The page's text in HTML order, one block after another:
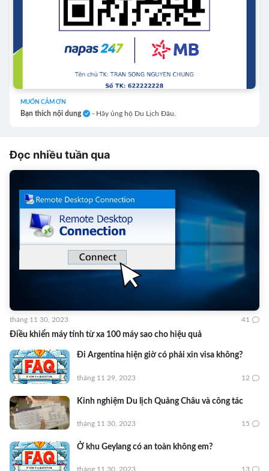
MUỐN CẢM ƠN
Bạn thích nội dung - Hãy ủng hộ Du Lịch Đâu.
Đọc nhiều tuần qua
Điều khiển máy tính từ xa 100 máy sao cho hiệu quả
tháng 11 30, 2023 41
Đi Argentina hiện giờ có phải xin visa không?
tháng 11 29, 2023 12
Kinh nghiệm Du lịch Quảng Châu và công tác
tháng 11 30, 2023 15
Ở khu Geylang có an toàn không em?
tháng 11 30, 2023 13